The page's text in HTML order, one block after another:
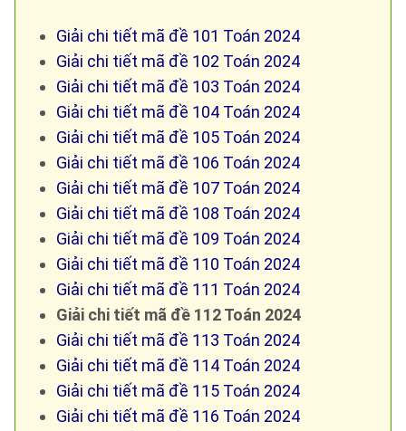
Giải chi tiết mã đề 101 Toán 2024
Giải chi tiết mã đề 102 Toán 2024
Giải chi tiết mã đề 103 Toán 2024
Giải chi tiết mã đề 104 Toán 2024
Giải chi tiết mã đề 105 Toán 2024
Giải chi tiết mã đề 106 Toán 2024
Giải chi tiết mã đề 107 Toán 2024
Giải chi tiết mã đề 108 Toán 2024
Giải chi tiết mã đề 109 Toán 2024
Giải chi tiết mã đề 110 Toán 2024
Giải chi tiết mã đề 111 Toán 2024
Giải chi tiết mã đề 112 Toán 2024
Giải chi tiết mã đề 113 Toán 2024
Giải chi tiết mã đề 114 Toán 2024
Giải chi tiết mã đề 115 Toán 2024
Giải chi tiết mã đề 116 Toán 2024